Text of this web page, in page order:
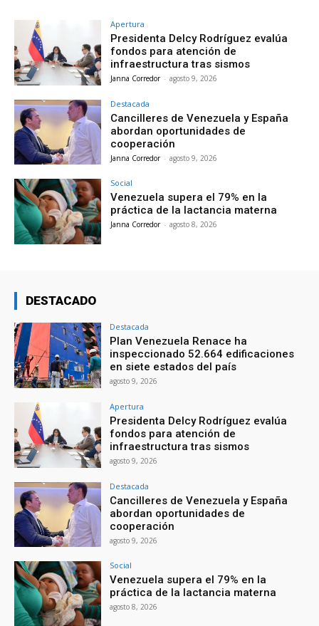
Apertura
Presidenta Delcy Rodríguez evalúa
fondos para atención de
infraestructura tras sismos
Janna Corredor - agosto 9, 2026
Destacada
Cancilleres de Venezuela y España
abordan oportunidades de
cooperación
Janna Corredor - agosto 9, 2026
Social
Venezuela supera el 79% en la
práctica de la lactancia materna
Janna Corredor - agosto 8, 2026
DESTACADO
Destacada
Plan Venezuela Renace ha
inspeccionado 52.664 edificaciones
en siete estados del país
agosto 9, 2026
Apertura
Presidenta Delcy Rodríguez evalúa
fondos para atención de
infraestructura tras sismos
agosto 9, 2026
Destacada
Cancilleres de Venezuela y España
abordan oportunidades de
cooperación
agosto 9, 2026
Social
Venezuela supera el 79% en la
práctica de la lactancia materna
agosto 8, 2026